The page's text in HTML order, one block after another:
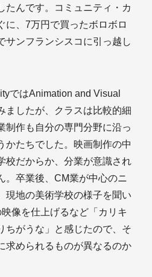
たんです。コミュニティ・カ
に、7万円で買ったボロボロ
サンフランシスコに引っ越し
ではAnimation and Visual
ましたが、クラスは比較的細
制作も自分の専門分野に沿っ
かたちでした。映画制作の中
校だからか、分業が意識され
。卒業後、CM業が中心のニ
現地の美術学校の様子を聞い
像を仕上げるなど「カリキ
ちがうな」と感じたので、そ
求められるものが異なるのか